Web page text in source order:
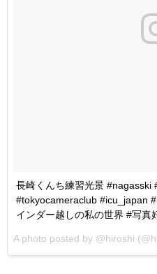
長崎くんち練習光景 #nagasski
#tokyocameraclub #icu_japan
インダー越しの私の世界 #写真
A photo posted by @hiroshi